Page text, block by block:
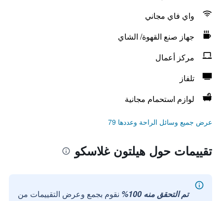
واي فاي مجاني
جهاز صنع القهوة/ الشاي
مركز أعمال
تلفاز
لوازم استحمام مجانية
عرض جميع وسائل الراحة وعددها 79
تقييمات حول هيلتون غلاسكو
تم التحقق منه 100%
نقوم بجمع وعرض التقييمات من